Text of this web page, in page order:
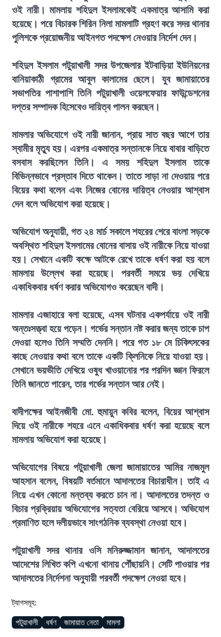
ওই নারী। মামলায় শহিদুল ইসলামকেই একমাত্র আসামি করা
হয়েছে। পরে বিচারক শিরিন নিলা মামলাটি গ্রহণ করে সদর থানার
পুলিশকে প্রয়োজনীয় আইনগত পদক্ষেপ নেওয়ার নির্দেশ দেন।
শহিদুল ইসলাম পটুয়াখালী সদর উপজেলার ইটবাড়িয়া ইউনিয়নের
বানিয়াকাঠী গ্রামের আবুল কালামের ছেলে। যুব জামায়াতের
সভাপতির পাশাপাশি তিনি পটুয়াখালী ওয়েলফেয়ার ফাউন্ডেশনের
দপ্তর সম্পাদক হিসেবেও দায়িত্ব পালন করছেন।
মামলার অভিযোগে ওই নারী জানান, প্রায় সাত বছর আগে তার
স্বামীর মৃত্যু হয়। এরপর একমাত্র সন্তানকে নিয়ে বাবার বাড়িতে
বসবাস করছিলেন তিনি। এ সময় শহিদুল ইসলাম তাকে
বিভিন্নভাবে প্রস্তাব দিতে থাকেন। তাতে সাড়া না দেওয়ায় পরে
বিয়ের কথা বলেন এবং নিজের বোনের দায়িত্ব নেওয়ার আশ্বাস
দেন বলে অভিযোগ করা হয়েছে।
অভিযোগ অনুযায়ী, গত ২৪ মার্চ সকালে শহরের শেরে বাংলা সড়কে
অবস্থিত শহিদুল ইসলামের বোনের বাসায় ওই নারীকে নিয়ে যাওয়া
হয়। সেখানে একটি কক্ষে আটকে রেখে তাকে ধর্ষণ করা হয় বলে
মামলায় উল্লেখ করা হয়েছে। পরবর্তী সময়ে ভয় দেখিয়ে
একাধিকবার ধর্ষণ করার অভিযোগও করেছেন বাদী।
মামলার এজাহারে বলা হয়েছে, এসব ঘটনার একপর্যায়ে ওই নারী
অন্তঃসত্ত্বা হয়ে পড়েন। গর্ভের সন্তান নষ্ট করার জন্য তাকে চাপ
দেওয়া হলেও তিনি সম্মতি দেননি। পরে গত ১৮ মে চিকিৎসকের
কাছে নেওয়ার কথা বলে তাকে একটি ক্লিনিকে নিয়ে যাওয়া হয়।
সেখানে ভয়ভীতি দেখিয়ে ওষুধ খাওয়ানোর পর পরদিন জ্ঞান ফিরলে
তিনি জানতে পারেন, তার গর্ভের সন্তান আর নেই।
বাদীপক্ষের আইনজীবী মো. হুমায়ুন কবির বলেন, বিয়ের আশ্বাস
দিয়ে ওই নারীকে শহরে এনে একাধিকবার ধর্ষণ করা হয়েছে বলে
মামলায় অভিযোগ করা হয়েছে।
অভিযোগের বিষয়ে পটুয়াখালী জেলা জামায়াতের আমির নাজমুল
আহসান বলেন, বিষয়টি বর্তমানে আদালতের বিচারাধীন। তাই এ
নিয়ে এখন কোনো মন্তব্য করতে চান না। আদালতের তদন্ত ও
বিচার প্রক্রিয়ায় অভিযোগের সত্যতা বেরিয়ে আসবে। অভিযোগ
প্রমাণিত হলে দলীয়ভাবে সাংগঠনিক ব্যবস্থা নেওয়া হবে।
পটুয়াখালী সদর থানার ওসি মনিরুজ্জামান জানান, আদালতের
আদেশের লিখিত কপি এখনো থানায় পৌঁছায়নি। সেটি পাওয়ার পর
আদালতের নির্দেশনা অনুযায়ী পরবর্তী পদক্ষেপ নেওয়া হবে।
ট্যাগসমূহ:
পটুয়াখালী ধর্ষণ জামায়াত নেতা মামলা